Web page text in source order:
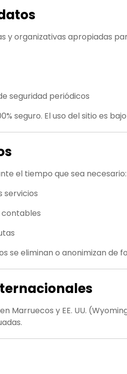
y organizativas apropiadas
seguridad periódicos
seguro. El uso del sitio es
el tiempo que sea necesario:
servicios
contables
se eliminan o anonimizan de
Marruecos y EE. UU.